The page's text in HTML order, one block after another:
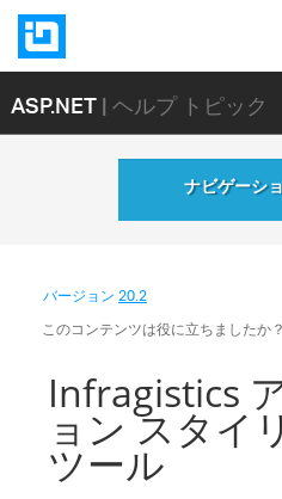
ASP.NET| ヘルプ トピック
ナビゲーシ
バージョン20.2
このコンテンツは役に立ちましたか？
Infragistics
ョン スタイ
ツール